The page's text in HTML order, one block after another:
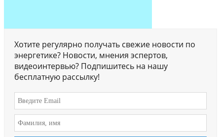
Хотите регулярно получать свежие новости по
энергетике? Новости, мнения эспертов,
видеоинтервью? Подпишитесь на нашу
бесплатную рассылку!